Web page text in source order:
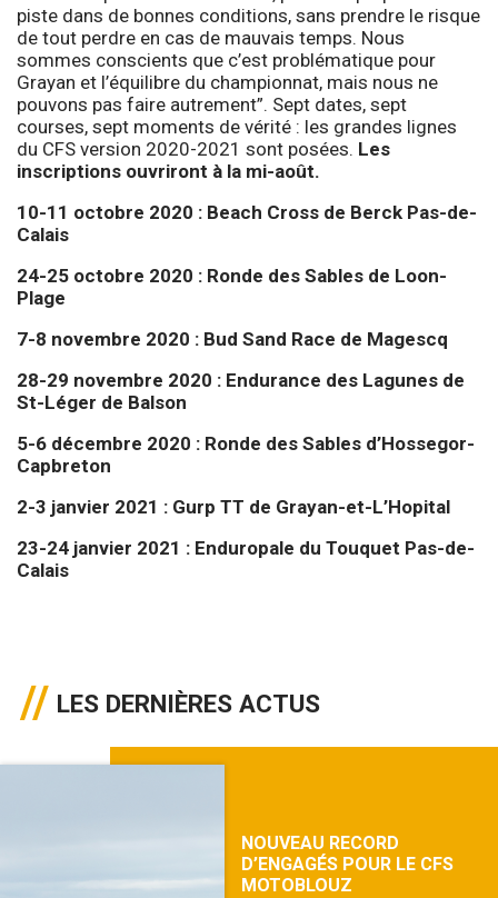
piste dans de bonnes conditions, sans prendre le risque
de tout perdre en cas de mauvais temps. Nous
sommes conscients que c’est problématique pour
Grayan et l’équilibre du championnat, mais nous ne
pouvons pas faire autrement”. Sept dates, sept
courses, sept moments de vérité : les grandes lignes
du CFS version 2020-2021 sont posées. Les
inscriptions ouvriront à la mi-août.
10-11 octobre 2020 : Beach Cross de Berck Pas-de-
Calais
24-25 octobre 2020 : Ronde des Sables de Loon-
Plage
7-8 novembre 2020 : Bud Sand Race de Magescq
28-29 novembre 2020 : Endurance des Lagunes de
St-Léger de Balson
5-6 décembre 2020 : Ronde des Sables d’Hossegor-
Capbreton
2-3 janvier 2021 : Gurp TT de Grayan-et-L’Hopital
23-24 janvier 2021 : Enduropale du Touquet Pas-de-
Calais
LES DERNIÈRES ACTUS
NOUVEAU RECORD
D’ENGAGÉS POUR LE CFS
MOTOBLOUZ